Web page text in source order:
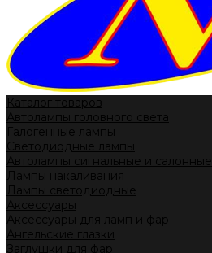
Каталог товаров
Автолампы головного света
Галогенные лампы
Светодиодные лампы
Автолампы сигнальные и салонные
Лампы накаливания
Лампы светодиодные
Аксессуары
Аксессуары для ламп и фар
Ангельские глазки
Заглушки для фар